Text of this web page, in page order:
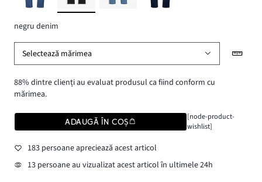
negru denim
Selectează mărimea
88% dintre clienți au evaluat produsul ca fiind conform cu
mărimea.
ADAUGĂ ÎN COȘ
[node-product-
wishlist]
183 persoane apreciează acest articol
13 persoane au vizualizat acest articol în ultimele 24h